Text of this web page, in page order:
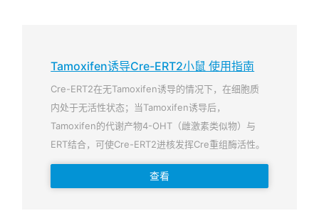
Tamoxifen诱导Cre-ERT2小鼠 使用指南
Cre-ERT2在无Tamoxifen诱导的情况下，在细胞质
内处于无活性状态；当Tamoxifen诱导后，
Tamoxifen的代谢产物4-OHT（雌激素类似物）与
ERT结合，可使Cre-ERT2进核发挥Cre重组酶活性。
查看